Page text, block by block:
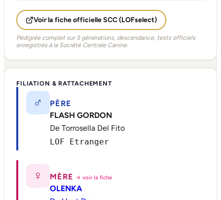
Voir la fiche officielle SCC (LOFselect)
Pédigrée complet sur 5 générations, descendance, tests officiels
enregistrés à la Société Centrale Canine.
FILIATION & RATTACHEMENT
♂
PÈRE
FLASH GORDON
De Torrosella Del Fito
LOF Etranger
♀ MÈRE → voir la fiche
OLENKA